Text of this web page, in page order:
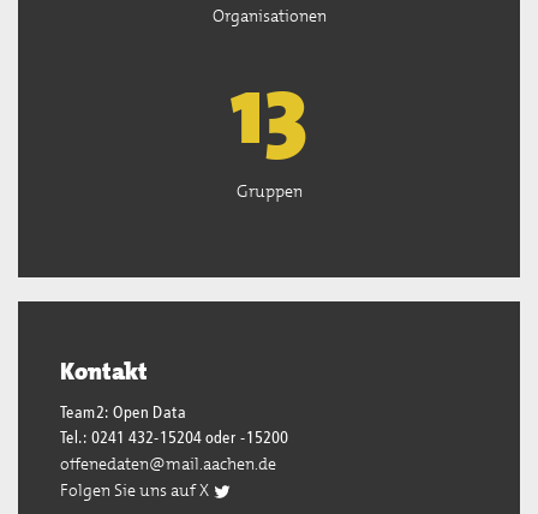
Organisationen
13
Gruppen
Kontakt
Team2: Open Data
Tel.: 0241 432-15204 oder -15200
offenedaten@mail.aachen.de
Folgen Sie uns auf X